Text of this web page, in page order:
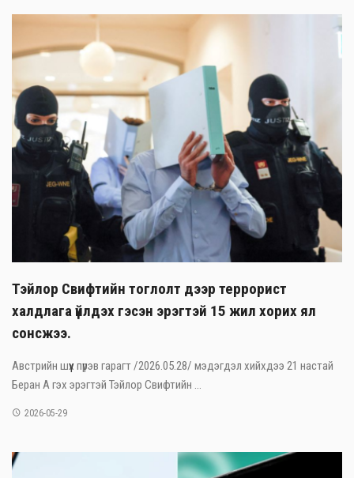
Тэйлор Свифтийн тоглолт дээр террорист
халдлага үйлдэх гэсэн эрэгтэй 15 жил хорих ял
сонсжээ.
Австрийн шүүх пүрэв гарагт /2026.05.28/ мэдэгдэл хийхдээ 21 настай
Беран А гэх эрэгтэй Тэйлор Свифтийн ...
2026-05-29